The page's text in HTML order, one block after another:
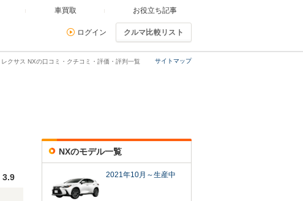
車買取 お役立ち記事
ログイン クルマ比較リスト
サイトマップ
レクサス NXの口コミ・クチコミ・評価・評判一覧
3.9
NXのモデル一覧
2021年10月～生産中